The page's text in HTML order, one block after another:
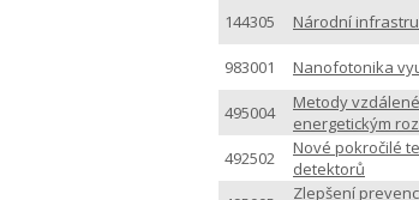
144305 Národní
983001 Nanofotonika
495004
Metody
energetickým
492502
Nové pokročilé
detektorů
Zlepšení